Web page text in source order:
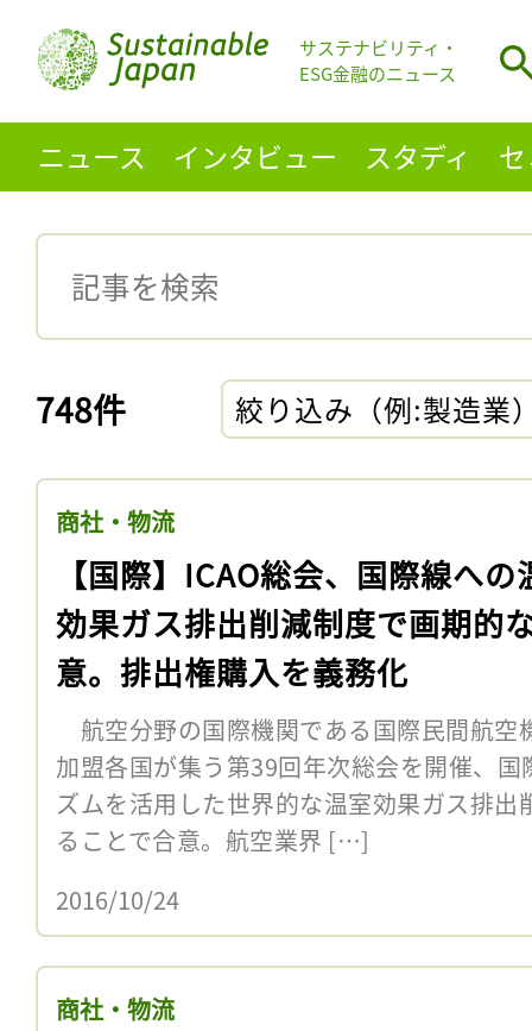
サステナビリティ・
ESG金融のニュース
ニュース インタビュー スタディ
748件 絞り込み（例:製造業
商社・物流
【国際】ICAO総会、国際線への
効果ガス排出削減制度で画期的
意。排出権購入を義務化
航空分野の国際機関である国際民間航空
加盟各国が集う第39回年次総会を開催、
ズムを活用した世界的な温室効果ガス排出
ることで合意。航空業界 […]
2016/10/24
商社・物流